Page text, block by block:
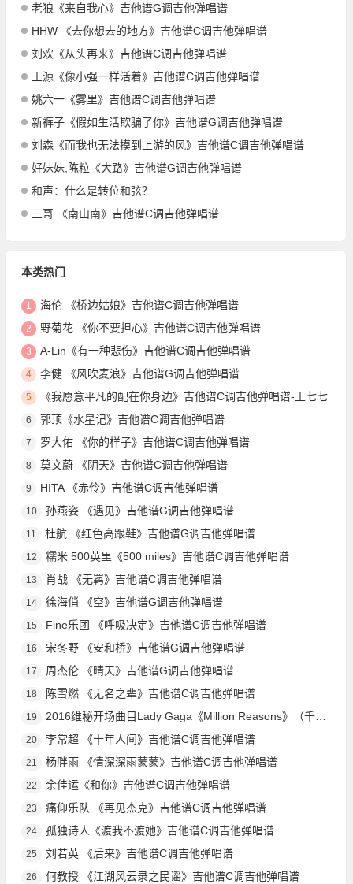
老狼《来自我心》吉他谱G调吉他弹唱谱
HHW 《去你想去的地方》吉他谱C调吉他弹唱谱
刘欢《从头再来》吉他谱C调吉他弹唱谱
王源《像小强一样活着》吉他谱C调吉他弹唱谱
姚六一《雾里》吉他谱C调吉他弹唱谱
新裤子《假如生活欺骗了你》吉他谱G调吉他弹唱谱
刘森《而我也无法摸到上游的风》吉他谱C调吉他弹唱谱
好妹妹,陈粒《大路》吉他谱G调吉他弹唱谱
和声：什么是转位和弦？
三哥 《南山南》吉他谱C调吉他弹唱谱
本类热门
1 海伦 《桥边姑娘》吉他谱C调吉他弹唱谱
2 野菊花 《你不要担心》吉他谱C调吉他弹唱谱
3 A-Lin《有一种悲伤》吉他谱C调吉他弹唱谱
4 李健 《风吹麦浪》吉他谱G调吉他弹唱谱
5 《我愿意平凡的配在你身边》吉他谱C调吉他弹唱谱-王七七
6 郭顶《水星记》吉他谱C调吉他弹唱谱
7 罗大佑 《你的样子》吉他谱C调吉他弹唱谱
8 莫文蔚 《阴天》吉他谱C调吉他弹唱谱
9 HITA 《赤伶》吉他谱C调吉他弹唱谱
10 孙燕姿 《遇见》吉他谱G调吉他弹唱谱
11 杜航 《红色高跟鞋》吉他谱G调吉他弹唱谱
12 糯米 500英里《500 miles》吉他谱C调吉他弹唱谱
13 肖战 《无羁》吉他谱C调吉他弹唱谱
14 徐海俏 《空》吉他谱G调吉他弹唱谱
15 Fine乐团 《呼吸决定》吉他谱C调吉他弹唱谱
16 宋冬野 《安和桥》吉他谱G调吉他弹唱谱
17 周杰伦 《晴天》吉他谱G调吉他弹唱谱
18 陈雪燃 《无名之辈》吉他谱C调吉他弹唱谱
19 2016维秘开场曲目Lady Gaga《Million Reasons》（千万个理由，Ladygaga）吉他谱C调吉他弹唱谱
20 李常超 《十年人间》吉他谱C调吉他弹唱谱
21 杨胖雨 《情深深雨蒙蒙》吉他谱C调吉他弹唱谱
22 余佳运《和你》吉他谱C调吉他弹唱谱
23 痛仰乐队 《再见杰克》吉他谱C调吉他弹唱谱
24 孤独诗人《渡我不渡她》吉他谱C调吉他弹唱谱
25 刘若英 《后来》吉他谱C调吉他弹唱谱
26 何教授 《江湖风云录之民谣》吉他谱C调吉他弹唱谱